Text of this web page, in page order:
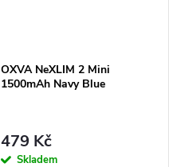
OXVA NeXLIM 2 Mini
1500mAh Navy Blue
479 Kč
Skladem